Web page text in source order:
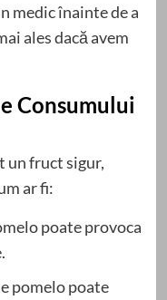
medic înainte de a
ales dacă avem
Consumului
un fruct sigur,
ar fi:
poate provoca
pomelo poate